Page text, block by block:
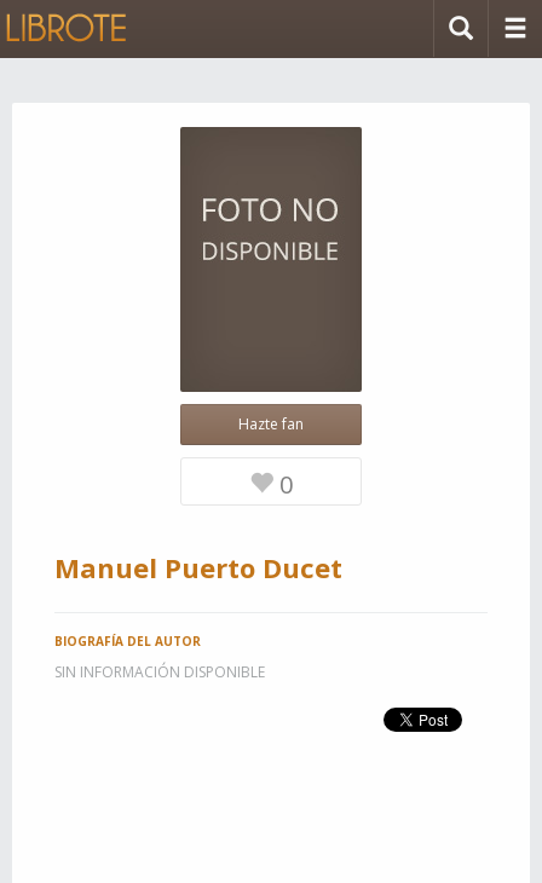
Hazte fan
0
Manuel Puerto Ducet
BIOGRAFÍA DEL AUTOR
SIN INFORMACIÓN DISPONIBLE